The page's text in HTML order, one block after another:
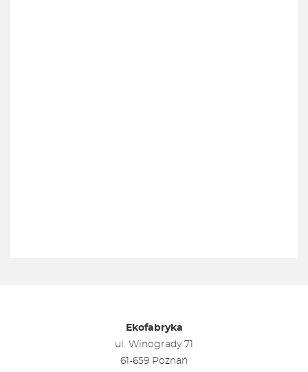
Ekofabryka
ul. Winogrady 71
61-659 Poznań